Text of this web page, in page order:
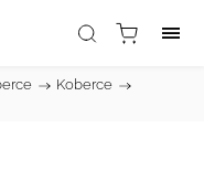
/ Koberce /